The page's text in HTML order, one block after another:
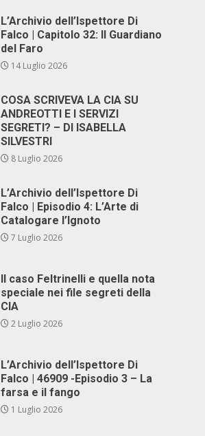
L’Archivio dell’Ispettore Di
Falco | Capitolo 32: Il Guardiano
del Faro
14 Luglio 2026
COSA SCRIVEVA LA CIA SU
ANDREOTTI E I SERVIZI
SEGRETI? – DI ISABELLA
SILVESTRI
8 Luglio 2026
L’Archivio dell’Ispettore Di
Falco | Episodio 4: L’Arte di
Catalogare l’Ignoto
7 Luglio 2026
Il caso Feltrinelli e quella nota
speciale nei file segreti della
CIA
2 Luglio 2026
L’Archivio dell’Ispettore Di
Falco | 46909 -Episodio 3 – La
farsa e il fango
1 Luglio 2026